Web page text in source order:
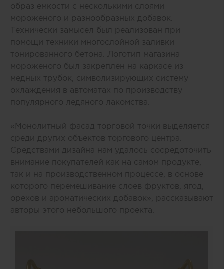
образ емкости с несколькими слоями
мороженого и разнообразных добавок.
Технически замысел был реализован при
помощи техники многослойной заливки
тонированного бетона. Логотип магазина
мороженого был закреплен на каркасе из
медных трубок, символизирующих систему
охлаждения в автоматах по производству
популярного ледяного лакомства.
«Монолитный фасад торговой точки выделяется
среди других объектов торгового центра.
Средствами дизайна нам удалось сосредоточить
внимание покупателей как на самом продукте,
так и на производственном процессе, в основе
которого перемешивание слоев фруктов, ягод,
орехов и ароматических добавок», рассказывают
авторы этого небольшого проекта.